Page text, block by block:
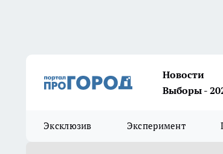
Новости
Выборы -
Эксклюзив Эксперимент